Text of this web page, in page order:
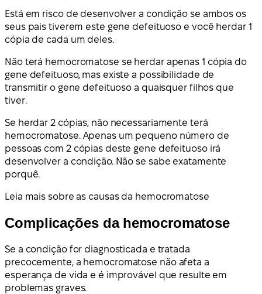
Está em risco de desenvolver a condição se ambos os
seus pais tiverem este gene defeituoso e você herdar 1
cópia de cada um deles.
Não terá hemocromatose se herdar apenas 1 cópia do
gene defeituoso, mas existe a possibilidade de
transmitir o gene defeituoso a quaisquer filhos que
tiver.
Se herdar 2 cópias, não necessariamente terá
hemocromatose. Apenas um pequeno número de
pessoas com 2 cópias deste gene defeituoso irá
desenvolver a condição. Não se sabe exatamente
porquê.
Leia mais sobre as causas da hemocromatose
Complicações da hemocromatose
Se a condição for diagnosticada e tratada
precocemente, a hemocromatose não afeta a
esperança de vida e é improvável que resulte em
problemas graves.